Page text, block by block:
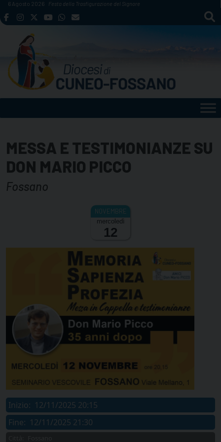
Skip
to
6 Agosto 2026 Festa della Trasfigurazione del Signore
MESSA E TESTIMONIANZE SU
DON MARIO PICCO
Fossano
mercoledì
12
Inizio: 12/11/2025 20:15
Fine: 12/11/2025 21:30